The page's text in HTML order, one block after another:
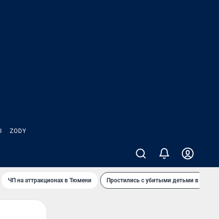
ZODY
ЧП на аттракционах в Тюмени Простились с убитыми детьми в